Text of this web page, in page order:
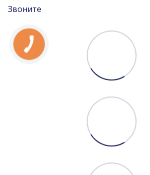
Звоните